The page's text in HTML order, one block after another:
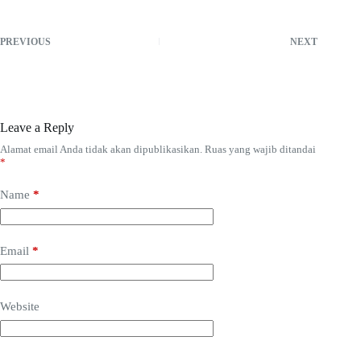
PREVIOUS NEXT
Leave a Reply
Alamat email Anda tidak akan dipublikasikan. Ruas yang wajib ditandai
*
Name *
Email *
Website